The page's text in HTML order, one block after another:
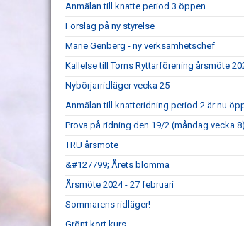
Anmälan till knatte period 3 öppen
Förslag på ny styrelse
Marie Genberg - ny verksamhetschef
Kallelse till Torns Ryttarförening årsmöte
Nybörjarridläger vecka 25
Anmälan till knatteridning period 2 är nu
Prova på ridning den 19/2 (måndag vecka 8)
TRU årsmöte
&#127799; Årets blomma
Årsmöte 2024 - 27 februari
Sommarens ridläger!